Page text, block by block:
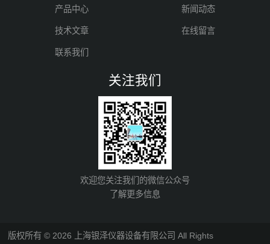
产品中心 新闻动态
技术文章 在线留言
联系我们
关注我们
欢迎您关注我们的微信公众号
了解更多信息
版权所有 © 2026 上海银泽仪器设备有限公司 All Rights